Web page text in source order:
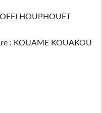
HOUPHOUËT
: KOUAME KOUAKOU